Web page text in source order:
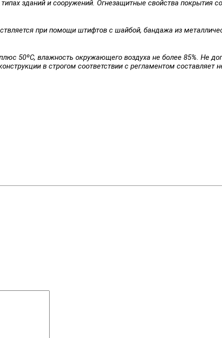
зданий и сооружений. Огнезащитные свойства покрытия
при помощи штифтов с шайбой, бандажа из
50ºС, влажность окружающего воздуха не более 85%. Не
в строгом соответствии с регламентом составляет